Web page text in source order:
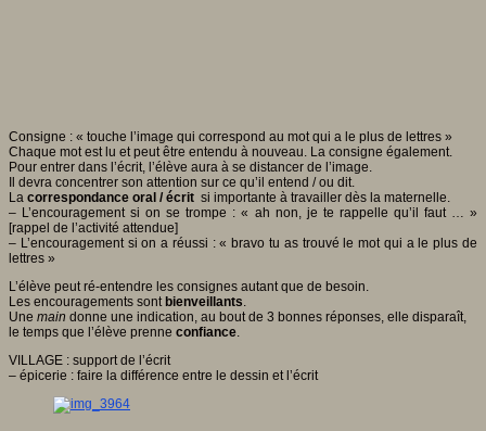
Consigne : « touche l’image qui correspond au mot qui a le plus de lettres »
Chaque mot est lu et peut être entendu à nouveau. La consigne également.
Pour entrer dans l’écrit, l’élève aura à se distancer de l’image.
Il devra concentrer son attention sur ce qu’il entend / ou dit.
La correspondance oral / écrit si importante à travailler dès la maternelle.
– L’encouragement si on se trompe : « ah non, je te rappelle qu’il faut … »
[rappel de l’activité attendue]
– L’encouragement si on a réussi : « bravo tu as trouvé le mot qui a le plus de
lettres »
L’élève peut ré-entendre les consignes autant que de besoin.
Les encouragements sontbienveillants.
Une main donne une indication, au bout de 3 bonnes réponses, elle disparaît,
le temps que l’élève prenne confiance.
VILLAGE : support de l’écrit
– épicerie : faire la différence entre le dessin et l’écrit